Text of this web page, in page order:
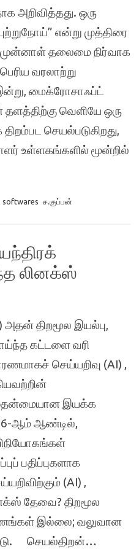
அறிவித்தது. ஒரு
என்று முத்திரை
முன்னாள் தலைமை நிர்வாக
வரலாற்று
மைக்ரோசாஃப்ட்
வெளியே ஒரு
செயல்படுகிறது,
உள்ளகங்களில் மூன்றில்
softwares ச.குப்பன்
லினக்ஸ்
திறமூல இயல்பு,
கட்டளை வரி
செய்யறிவு (AI) ,
இயக்க
ஆம் ஆண்டில்,
பதிப்புகளாக
(AI) ,
தேவை? திறமூல
இல்லை; வலுவான
செயல்திறன்…